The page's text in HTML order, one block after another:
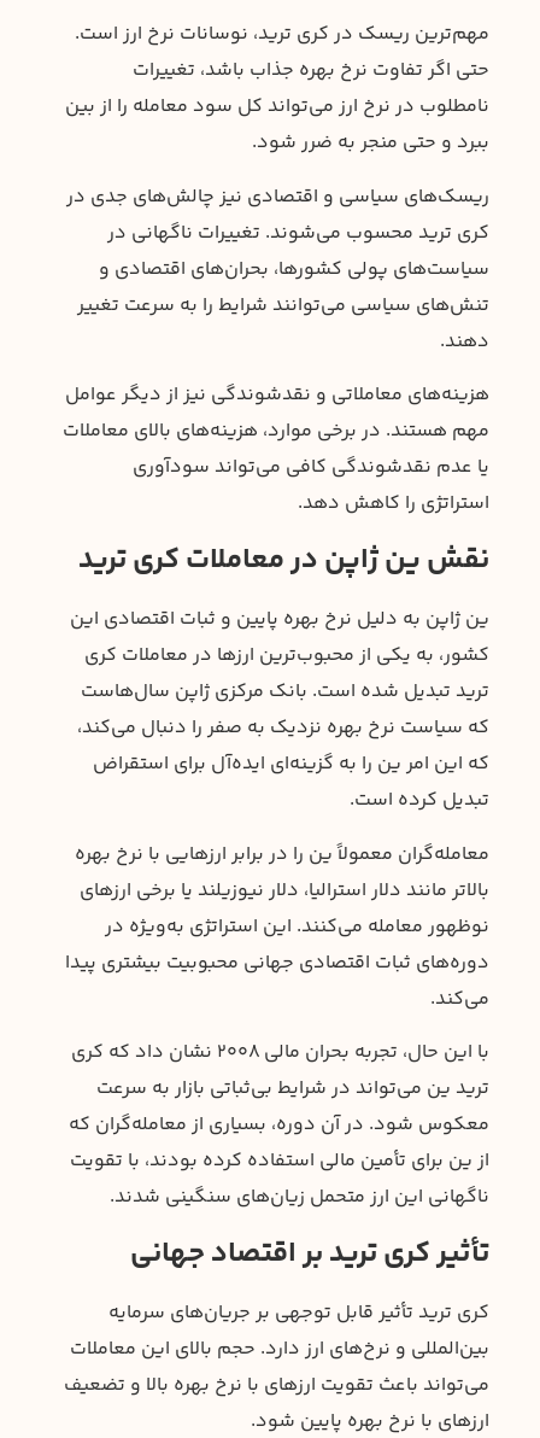
مهم‌ترین ریسک در کری ترید، نوسانات نرخ ارز است.
حتی اگر تفاوت نرخ بهره جذاب باشد، تغییرات
نامطلوب در نرخ ارز می‌تواند کل سود معامله را از بین
ببرد و حتی منجر به ضرر شود.
ریسک‌های سیاسی و اقتصادی نیز چالش‌های جدی در
کری ترید محسوب می‌شوند. تغییرات ناگهانی در
سیاست‌های پولی کشورها، بحران‌های اقتصادی و
تنش‌های سیاسی می‌توانند شرایط را به سرعت تغییر
دهند.
هزینه‌های معاملاتی و نقدشوندگی نیز از دیگر عوامل
مهم هستند. در برخی موارد، هزینه‌های بالای معاملات
یا عدم نقدشوندگی کافی می‌تواند سودآوری
استراتژی را کاهش دهد.
نقش ین ژاپن در معاملات کری ترید
ین ژاپن به دلیل نرخ بهره پایین و ثبات اقتصادی این
کشور، به یکی از محبوب‌ترین ارزها در معاملات کری
ترید تبدیل شده است. بانک مرکزی ژاپن سال‌هاست
که سیاست نرخ بهره نزدیک به صفر را دنبال می‌کند،
که این امر ین را به گزینه‌ای ایده‌آل برای استقراض
تبدیل کرده است.
معامله‌گران معمولاً ین را در برابر ارزهایی با نرخ بهره
بالاتر مانند دلار استرالیا، دلار نیوزیلند یا برخی ارزهای
نوظهور معامله می‌کنند. این استراتژی به‌ویژه در
دوره‌های ثبات اقتصادی جهانی محبوبیت بیشتری پیدا
می‌کند.
با این حال، تجربه بحران مالی ۲۰۰۸ نشان داد که کری
ترید ین می‌تواند در شرایط بی‌ثباتی بازار به سرعت
معکوس شود. در آن دوره، بسیاری از معامله‌گران که
از ین برای تأمین مالی استفاده کرده بودند، با تقویت
ناگهانی این ارز متحمل زیان‌های سنگینی شدند.
تأثیر کری ترید بر اقتصاد جهانی
کری ترید تأثیر قابل توجهی بر جریان‌های سرمایه
بین‌المللی و نرخ‌های ارز دارد. حجم بالای این معاملات
می‌تواند باعث تقویت ارزهای با نرخ بهره بالا و تضعیف
ارزهای با نرخ بهره پایین شود.